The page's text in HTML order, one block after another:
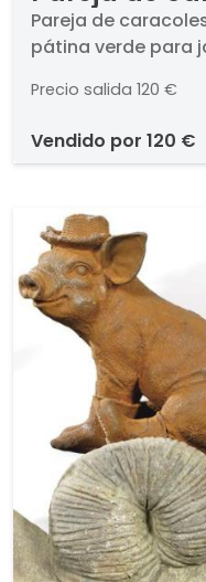
colado con
jardín.
Pareja de
pátina verde para
Precio salida 120 €
vendido por 120 €